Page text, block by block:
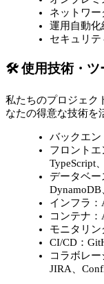
ネットワ
運用自動化
セキュリ
🛠 使用技術・ツ
私たちのプロジェク
なたの得意な技術を
バックエン
フロントエ
TypeScript
データベー
DynamoDB
インフラ：
コンテナ：
モニタリン
CI/CD：
コラボレー
JIRA、